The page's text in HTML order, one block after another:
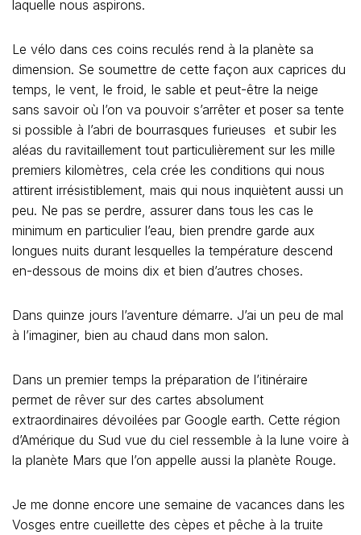
laquelle nous aspirons.
Le vélo dans ces coins reculés rend à la planète sa
dimension. Se soumettre de cette façon aux caprices du
temps, le vent, le froid, le sable et peut-être la neige
sans savoir où l’on va pouvoir s’arrêter et poser sa tente
si possible à l’abri de bourrasques furieuses et subir les
aléas du ravitaillement tout particulièrement sur les mille
premiers kilomètres, cela crée les conditions qui nous
attirent irrésistiblement, mais qui nous inquiètent aussi un
peu. Ne pas se perdre, assurer dans tous les cas le
minimum en particulier l’eau, bien prendre garde aux
longues nuits durant lesquelles la température descend
en-dessous de moins dix et bien d’autres choses.
Dans quinze jours l’aventure démarre. J’ai un peu de mal
à l’imaginer, bien au chaud dans mon salon.
Dans un premier temps la préparation de l’itinéraire
permet de rêver sur des cartes absolument
extraordinaires dévoilées par Google earth. Cette région
d’Amérique du Sud vue du ciel ressemble à la lune voire à
la planète Mars que l’on appelle aussi la planète Rouge.
Je me donne encore une semaine de vacances dans les
Vosges entre cueillette des cèpes et pêche à la truite